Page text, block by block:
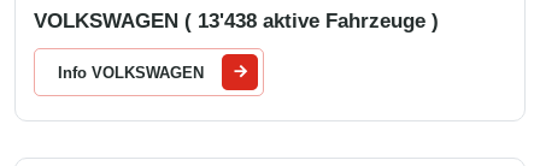
VOLKSWAGEN ( 13'438 aktive Fahrzeuge )
Info VOLKSWAGEN